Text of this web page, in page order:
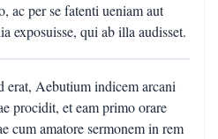
ac per se fatenti ueniam aut
exposuisse, qui ab illa audisset.
Aebutium indicem arcani
procidit, et eam primo orare
cum amatore sermonem in rem